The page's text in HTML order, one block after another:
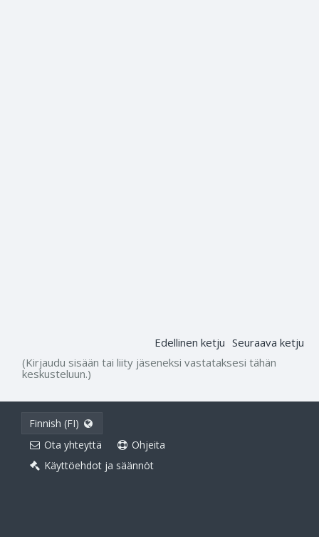
Edellinen ketju Seuraava ketju
(Kirjaudu sisään tai liity jäseneksi vastataksesi tähän
keskusteluun.)
Finnish (FI)
Ota yhteyttä
Ohjeita
Käyttöehdot ja säännöt